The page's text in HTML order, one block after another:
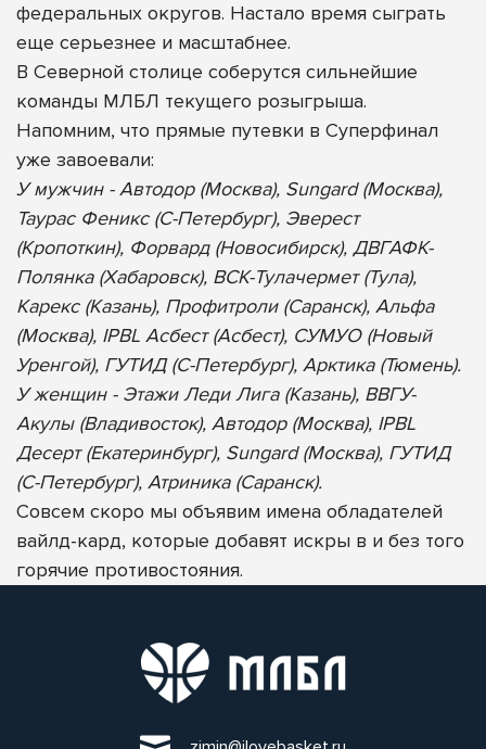
федеральных округов. Настало время сыграть
еще серьезнее и масштабнее.
В Северной столице соберутся сильнейшие
команды МЛБЛ текущего розыгрыша.
Напомним, что прямые путевки в Суперфинал
уже завоевали:
У мужчин - Автодор (Москва), Sungard (Москва),
Таурас Феникс (С-Петербург), Эверест
(Кропоткин), Форвард (Новосибирск), ДВГАФК-
Полянка (Хабаровск), ВСК-Тулачермет (Тула),
Карекс (Казань), Профитроли (Саранск), Альфа
(Москва), IPBL Асбест (Асбест), СУМУО (Новый
Уренгой), ГУТИД (С-Петербург), Арктика (Тюмень).
У женщин - Этажи Леди Лига (Казань), ВВГУ-
Акулы (Владивосток), Автодор (Москва), IPBL
Десерт (Екатеринбург), Sungard (Москва), ГУТИД
(С-Петербург), Атриника (Саранск).
Совсем скоро мы объявим имена обладателей
вайлд-кард, которые добавят искры в и без того
горячие противостояния.